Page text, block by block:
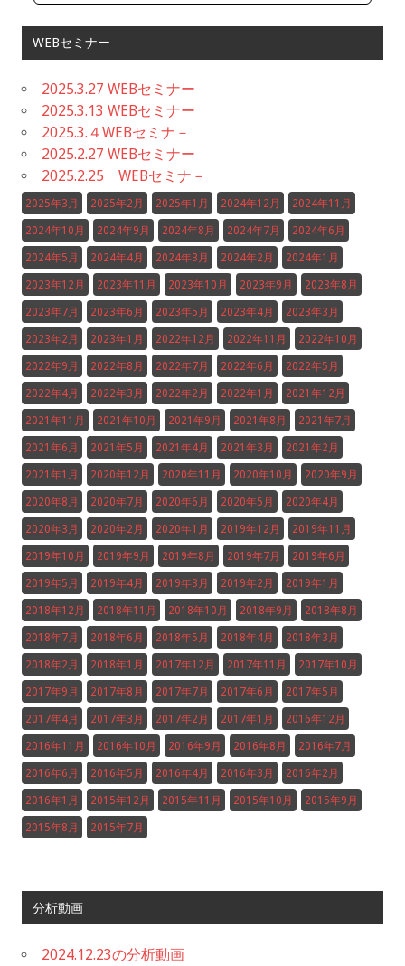
WEBセミナー
2025.3.27 WEBセミナー
2025.3.13 WEBセミナー
2025.3.４WEBセミナ－
2025.2.27 WEBセミナー
2025.2.25 WEBセミナ－
2025年3月 2025年2月 2025年1月 2024年12月 2024年11月
2024年10月 2024年9月 2024年8月 2024年7月 2024年6月
2024年5月 2024年4月 2024年3月 2024年2月 2024年1月
2023年12月 2023年11月 2023年10月 2023年9月 2023年8月
2023年7月 2023年6月 2023年5月 2023年4月 2023年3月
2023年2月 2023年1月 2022年12月 2022年11月 2022年10月
2022年9月 2022年8月 2022年7月 2022年6月 2022年5月
2022年4月 2022年3月 2022年2月 2022年1月 2021年12月
2021年11月 2021年10月 2021年9月 2021年8月 2021年7月
2021年6月 2021年5月 2021年4月 2021年3月 2021年2月
2021年1月 2020年12月 2020年11月 2020年10月 2020年9月
2020年8月 2020年7月 2020年6月 2020年5月 2020年4月
2020年3月 2020年2月 2020年1月 2019年12月 2019年11月
2019年10月 2019年9月 2019年8月 2019年7月 2019年6月
2019年5月 2019年4月 2019年3月 2019年2月 2019年1月
2018年12月 2018年11月 2018年10月 2018年9月 2018年8月
2018年7月 2018年6月 2018年5月 2018年4月 2018年3月
2018年2月 2018年1月 2017年12月 2017年11月 2017年10月
2017年9月 2017年8月 2017年7月 2017年6月 2017年5月
2017年4月 2017年3月 2017年2月 2017年1月 2016年12月
2016年11月 2016年10月 2016年9月 2016年8月 2016年7月
2016年6月 2016年5月 2016年4月 2016年3月 2016年2月
2016年1月 2015年12月 2015年11月 2015年10月 2015年9月
2015年8月 2015年7月
分析動画
2024.12.23の分析動画